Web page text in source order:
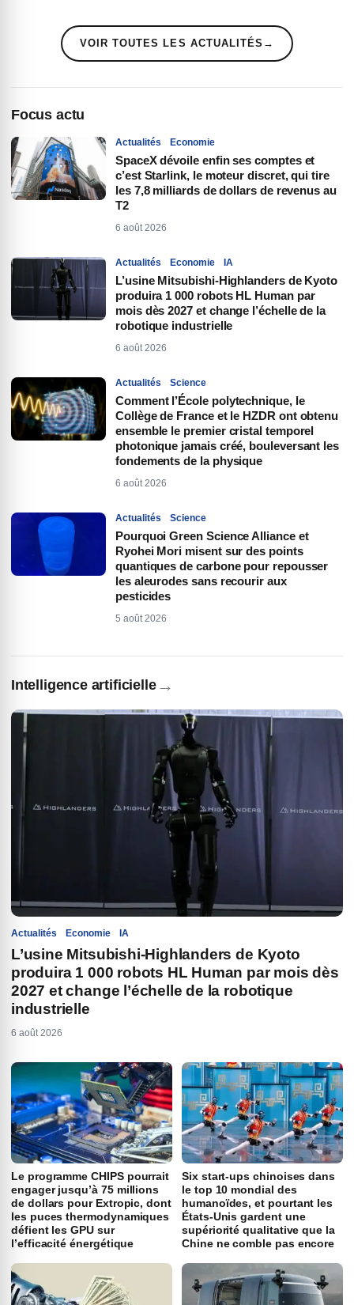
VOIR TOUTES LES ACTUALITÉS →
Focus actu
Actualités Economie
SpaceX dévoile enfin ses comptes et
c’est Starlink, le moteur discret, qui tire
les 7,8 milliards de dollars de revenus au
T2
6 août 2026
Actualités Economie IA
L’usine Mitsubishi-Highlanders de Kyoto
produira 1 000 robots HL Human par
mois dès 2027 et change l’échelle de la
robotique industrielle
6 août 2026
Actualités Science
Comment l’École polytechnique, le
Collège de France et le HZDR ont obtenu
ensemble le premier cristal temporel
photonique jamais créé, bouleversant les
fondements de la physique
6 août 2026
Actualités Science
Pourquoi Green Science Alliance et
Ryohei Mori misent sur des points
quantiques de carbone pour repousser
les aleurodes sans recourir aux
pesticides
5 août 2026
Intelligence artificielle→
Actualités Economie IA
L’usine Mitsubishi-Highlanders de Kyoto
produira 1 000 robots HL Human par mois dès
2027 et change l’échelle de la robotique
industrielle
6 août 2026
Le programme CHIPS pourrait
engager jusqu’à 75 millions
de dollars pour Extropic, dont
les puces thermodynamiques
défient les GPU sur
l’efficacité énergétique
Six start-ups chinoises dans
le top 10 mondial des
humanoïdes, et pourtant les
États-Unis gardent une
supériorité qualitative que la
Chine ne comble pas encore